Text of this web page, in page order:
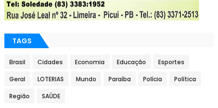
TAGS
Brasil Cidades Economia Educação Esportes
Geral LOTERIAS Mundo Paraíba Polícia Política
Região SAÚDE